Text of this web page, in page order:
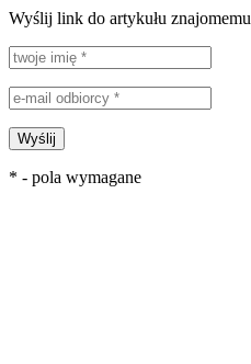
Wyślij link do artykułu znajomemu
Wyślij
* - pola wymagane